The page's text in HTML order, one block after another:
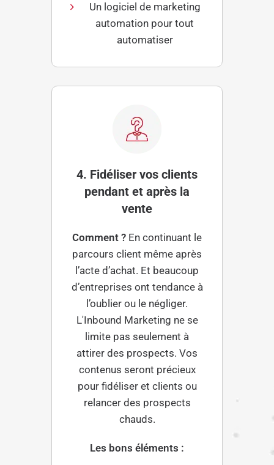
Un logiciel de marketing
automation pour tout
automatiser
4. Fidéliser vos clients
pendant et après la
vente
Comment ? En continuant le
parcours client même après
l’acte d’achat. Et beaucoup
d’entreprises ont tendance à
l’oublier ou le négliger.
L'Inbound Marketing ne se
limite pas seulement à
attirer des prospects. Vos
contenus seront précieux
pour fidéliser et clients ou
relancer des prospects
chauds.
Les bons éléments :